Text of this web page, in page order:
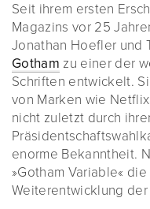
Seit ihrem ersten
Magazins vor 25
Jonathan Hoefler und
Gotham zu einer der
Schriften entwickelt.
von Marken wie
nicht zuletzt durch
enorme Bekanntheit.
»Gotham Variable«
Weiterentwicklung